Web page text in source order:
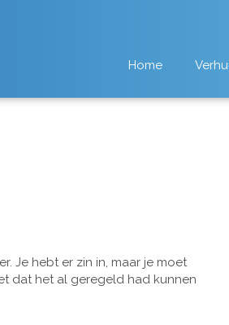
Home
Je hebt er zin in, maar je moet
dat het al geregeld had kunnen